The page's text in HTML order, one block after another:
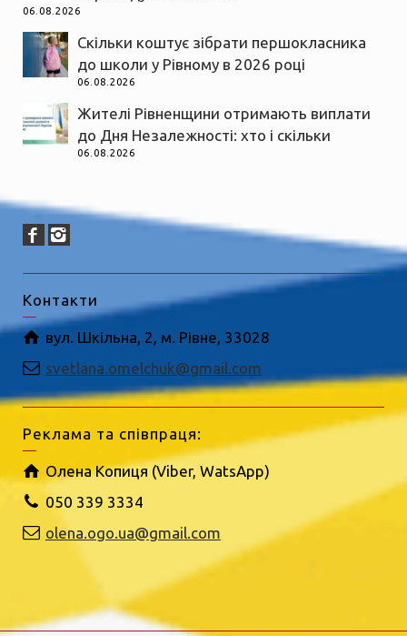
06.08.2026
Скільки коштує зібрати першокласника
до школи у Рівному в 2026 році
06.08.2026
Жителі Рівненщини отримають виплати
до Дня Незалежності: хто і скільки
06.08.2026
Контакти
вул. Шкільна, 2, м. Рівне, 33028
svetlana.omelchuk@gmail.com
Реклама та співпраця:
Олена Копиця (Viber, WatsApp)
050 339 3334
olena.ogo.ua@gmail.com